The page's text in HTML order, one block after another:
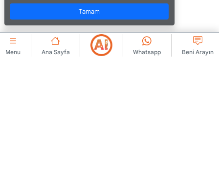
Menu Ana Sayfa Whatsapp Beni Arayın
Tamam